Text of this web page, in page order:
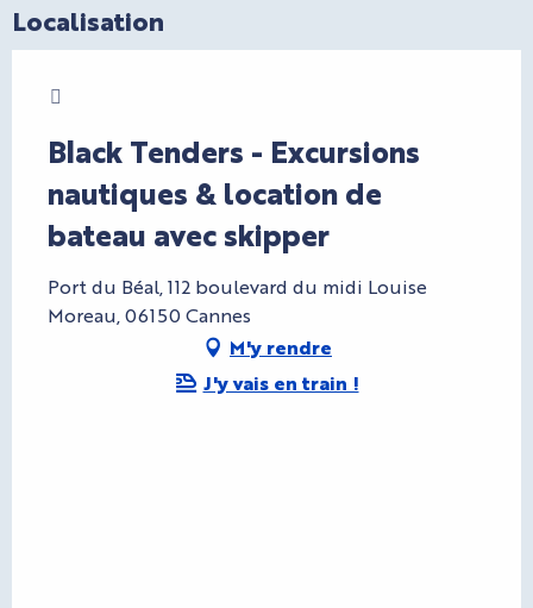
Localisation
Black Tenders - Excursions
nautiques & location de
bateau avec skipper
Charte Bienvenue à Cannes
Port du Béal, 112 boulevard du midi Louise
Moreau, 06150 Cannes
M'y rendre
J'y vais en train !